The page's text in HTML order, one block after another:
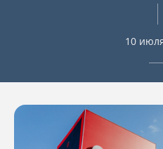
10